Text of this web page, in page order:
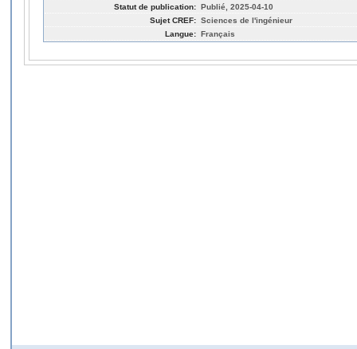
Statut de publication: Publié, 2025-04-10
Sujet CREF: Sciences de l'ingénieur
Langue: Français